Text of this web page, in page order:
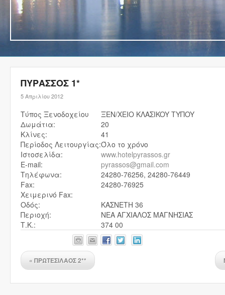
ΠΥΡΑΣΣΟΣ 1*
5 Απριλίου 2012
Τύπος Ξενοδοχείου
ΞEN/XEIO KΛAΣIKOY TYΠOY
Δωμάτια:
20
Κλίνες:
41
Περίοδος Λειτουργίας:Όλο το χρόνο
Ιστοσελίδα:
www.hotelpyrassos.gr
E-mail:
pyrassos@gmail.com
Τηλέφωνα:
24280-76256, 24280-76449
Fax:
24280-76925
Χειμερινό Fax:
Οδός:
ΚΑΣΝΕΤΗ 36
Περιοχή:
ΝΕΑ ΑΓΧΙΑΛΟΣ ΜΑΓΝΗΣΙΑΣ
Τ.Κ.:
374 00
« ΠΡΩΤΕΣΙΛΑΟΣ 2**